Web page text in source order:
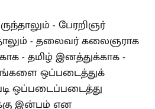
- பேரறிஞர்
- தலைவர் கலைஞராக
- தமிழ் இனத்துக்காக -
ஒப்படைத்துக்
ஒப்படைப்படைத்து
இன்பம் என